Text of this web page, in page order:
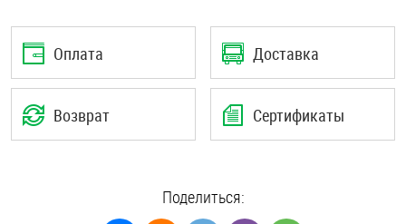
Оплата Доставка
Возврат Сертификаты
Поделиться: